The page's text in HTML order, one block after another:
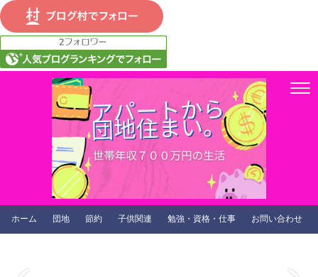
ホーム 団地 節約 子供関連 勉強・資格・仕事 お問い合わせ